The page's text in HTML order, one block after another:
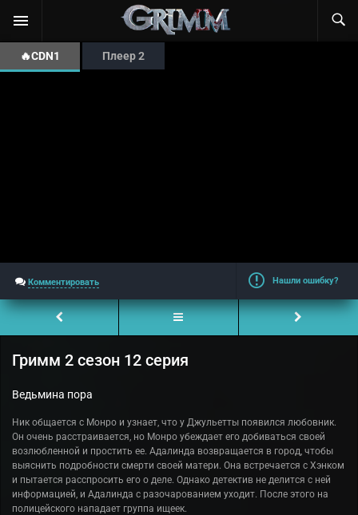
🔥CDN1 Плеер 2
Комментировать Нашли ошибку?
Гримм 2 сезон 12 серия
Ведьмина пора
Ник общается с Монро и узнает, что у Джульетты появился любовник.
Он очень расстраивается, но Монро убеждает его добиваться своей
возлюбленной и простить ее. Адалинда возвращается в город, чтобы
выяснить подробности смерти своей матери. Она встречается с Хэнком
и пытается расспросить его о деле. Однако детектив не делится с ней
информацией, и Адалинда с разочарованием уходит. После этого на
полицейского нападает группа ищеек.